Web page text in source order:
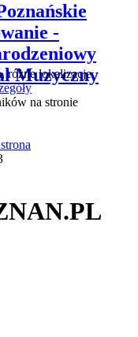
-
Muzyczny
różne lokalizacje
na stronie